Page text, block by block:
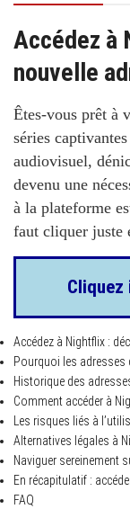
Accédez à
nouvelle
Êtes-vous prêt à
séries
audiovisuel,
devenu une
à la plateforme
faut cliquer juste
Accédez à Nightflix :
Pourquoi les adresses
Historique des
Comment accéder à
Les risques liés à
Alternatives légales à
Naviguer sereinement
En récapitulatif :
FAQ